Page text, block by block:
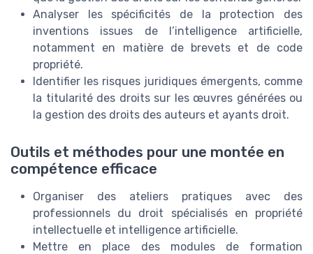
Analyser les spécificités de la protection des
inventions issues de l’intelligence artificielle,
notamment en matière de brevets et de code
propriété.
Identifier les risques juridiques émergents, comme
la titularité des droits sur les œuvres générées ou
la gestion des droits des auteurs et ayants droit.
Outils et méthodes pour une montée en
compétence efficace
Organiser des ateliers pratiques avec des
professionnels du droit spécialisés en propriété
intellectuelle et intelligence artificielle.
Mettre en place des modules de formation